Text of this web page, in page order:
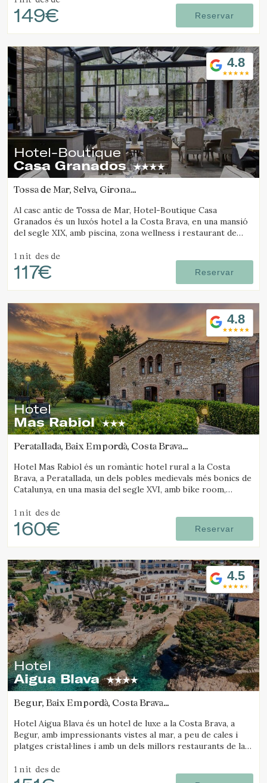
149€ Reservar
4.8
Hotel-Boutique
Casa Granados
Tossa de Mar, Selva, Girona
Al casc antic de Tossa de Mar, Hotel-Boutique Casa
Granados és un luxós hotel a la Costa Brava, en una mansió
del segle XIX, amb piscina, zona wellness i restaurant de
1 nit des de
117€ Reservar
4.8
Hotel
Mas Rabiol
Peratallada, Baix Empordà, Costa Brava
Hotel Mas Rabiol és un romàntic hotel rural a la Costa
Brava, a Peratallada, un dels pobles medievals més bonics de
Catalunya, en una masia del segle XVI, amb bike room,
1 nit des de
160€ Reservar
4.5
Hotel
Aigua Blava
Begur, Baix Empordà, Costa Brava
Hotel Aigua Blava és un hotel de luxe a la Costa Brava, a
Begur, amb impressionants vistes al mar, a peu de cales i
platges cristal·lines i amb un dels millors restaurants de la
1 nit des de